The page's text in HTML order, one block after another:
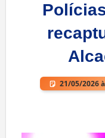
21/05/2026